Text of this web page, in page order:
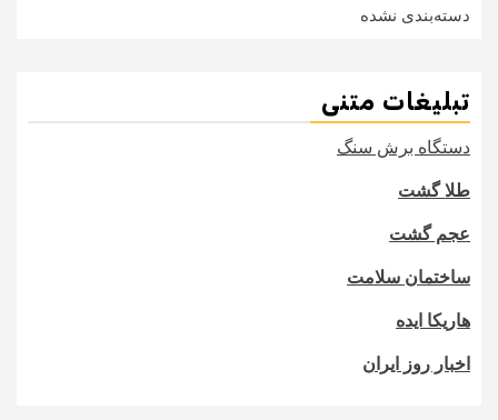
دسته‌بندی نشده
تبلیغات متنی
دستگاه برش سنگ
طلا گشت
عجم گشت
ساختمان سلامت
هاریکا ایده
اخبار روز ایران